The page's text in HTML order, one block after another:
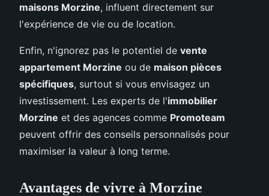
maisons Morzine, influent directement sur
l'expérience de vie ou de location.
Enfin, n'ignorez pas le potentiel de vente
appartement Morzine ou de maison pièces
spécifiques, surtout si vous envisagez un
investissement. Les experts de l'immobilier
Morzine et des agences comme Promoteam
peuvent offrir des conseils personnalisés pour
maximiser la valeur à long terme.
Avantages de vivre à Morzine